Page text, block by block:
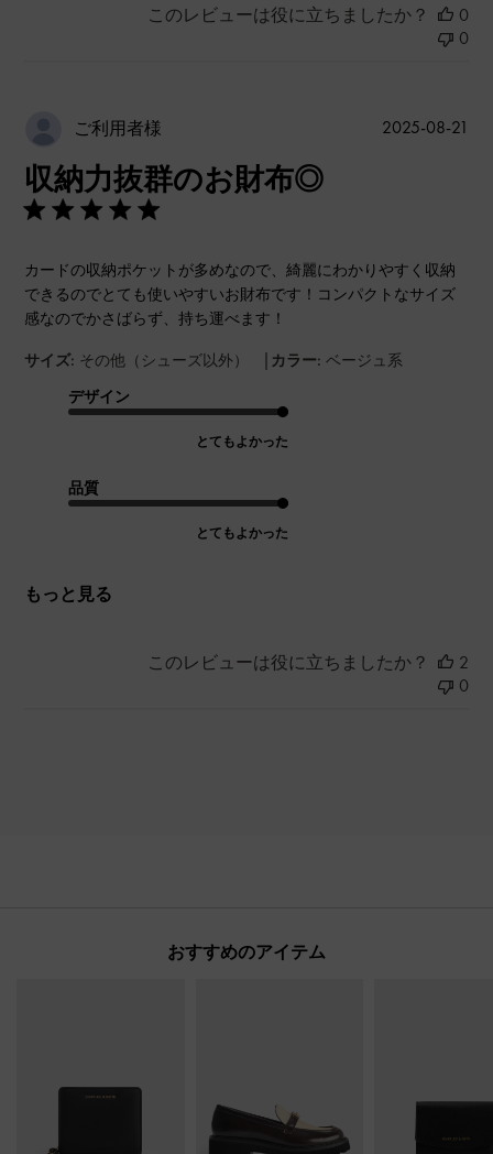
このレビューは役に立ちましたか？
0
0
ご利用者様
収納力抜群のお財布◎
カードの収納ポケットが多めなので、綺麗にわかりやすく収納
できるのでとても使いやすいお財布です！コンパクトなサイズ
感なのでかさばらず、持ち運べます！
サイズ: その他（シューズ以外） | カラー: ベージュ系
デザイン
とてもよかった
品質
とてもよかった
もっと見る
2025-08-21
このレビューは役に立ちましたか？
2
0
おすすめのアイテム